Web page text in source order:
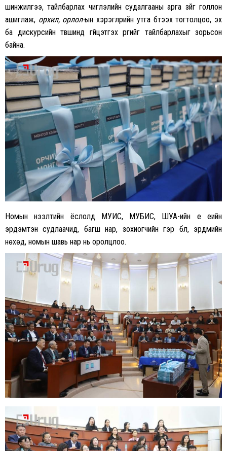
шинжилгээ, тайлбарлах чиглэлийн судалгааны арга зүйг голлон
ашиглаж, орхил, орлол-ын хэрэглүүрийн утга бүтээх тогтолцоо, эх
ба дискурсийн түвшинд гүйцэтгэх үүргийг тайлбарлахыг зорьсон
байна.
Номын нээлтийн ёслолд МУИС, МУБИС, ШУА-ийн үе үеийн
эрдэмтэн судлаачид, багш нар, зохиогчийн гэр бүл, эрдмийн
нөхөд, номын шавь нар нь оролцлоо.